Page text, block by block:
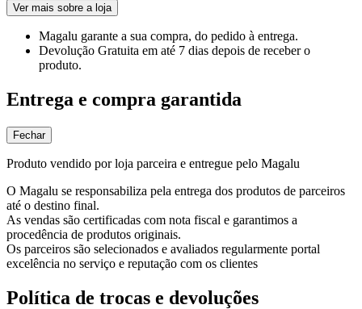
Ver mais sobre a loja
Magalu garante a sua compra, do pedido à entrega.
Devolução Gratuita em até 7 dias depois de receber o
produto.
Entrega e compra garantida
Fechar
Produto vendido por loja parceira e entregue pelo Magalu
O Magalu se responsabiliza pela entrega dos produtos de parceiros
até o destino final.
As vendas são certificadas com nota fiscal e garantimos a
procedência de produtos originais.
Os parceiros são selecionados e avaliados regularmente portal
excelência no serviço e reputação com os clientes
Política de trocas e devoluções